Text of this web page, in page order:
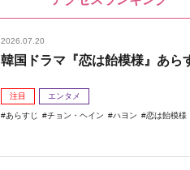
2026.07.20
韓国ドラマ『恋は飴模様』あら
注目 エンタメ
あらすじ チョン・ヘイン ハヨン 恋は飴模様